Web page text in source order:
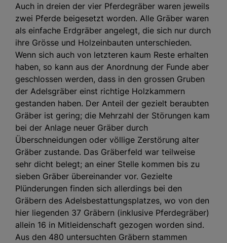
Auch in dreien der vier Pferdegräber waren jeweils
zwei Pferde beigesetzt worden. Alle Gräber waren
als einfache Erdgräber angelegt, die sich nur durch
ihre Grösse und Holzeinbauten unterschieden.
Wenn sich auch von letzteren kaum Reste erhalten
haben, so kann aus der Anordnung der Funde aber
geschlossen werden, dass in den grossen Gruben
der Adelsgräber einst richtige Holzkammern
gestanden haben. Der Anteil der gezielt beraubten
Gräber ist gering; die Mehrzahl der Störungen kam
bei der Anlage neuer Gräber durch
Überschneidungen oder völlige Zerstörung alter
Gräber zustande. Das Gräberfeld war teilweise
sehr dicht belegt; an einer Stelle kommen bis zu
sieben Gräber übereinander vor. Gezielte
Plünderungen finden sich allerdings bei den
Gräbern des Adelsbestattungsplatzes, wo von den
hier liegenden 37 Gräbern (inklusive Pferdegräber)
allein 16 in Mitleidenschaft gezogen worden sind.
Aus den 480 untersuchten Gräbern stammen